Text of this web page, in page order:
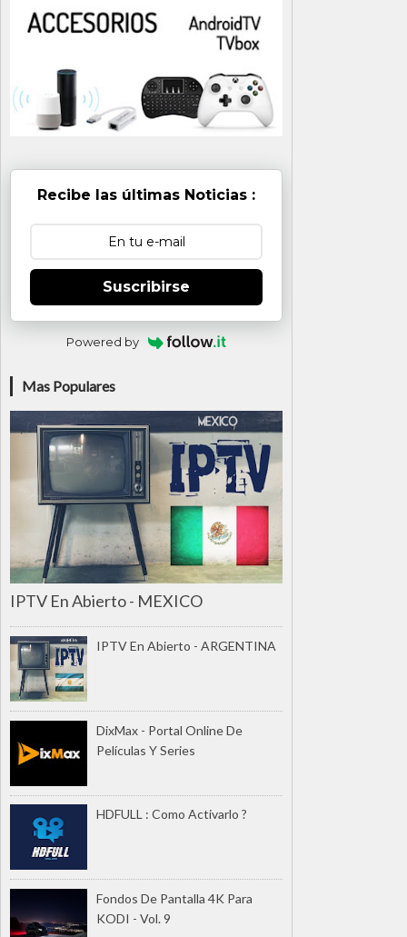
Recibe las últimas Noticias :
Suscribirse
Powered by
Mas Populares
IPTV En Abierto - MEXICO
IPTV En Abierto - ARGENTINA
DixMax - Portal Online De
Películas Y Series
HDFULL : Como Activarlo ?
Fondos De Pantalla 4K Para
KODI - Vol. 9